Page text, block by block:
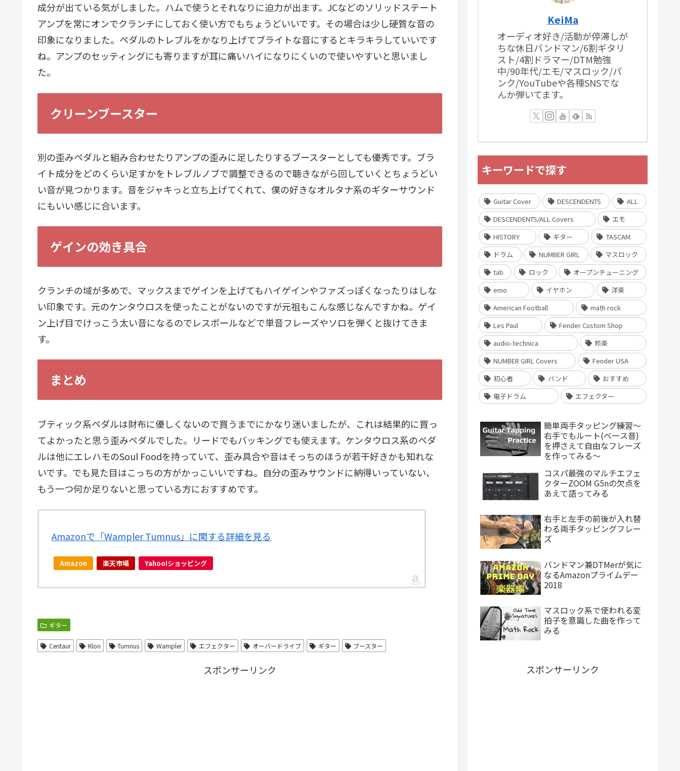
成分が出ている気がしました。ハムで使うとそれなりに迫力が出ます。JCなどのソリッドステート
アンプを常にオンでクランチにしておく使い方でもちょうどいいです。その場合は少し硬質な音の
印象になりました。ペダルのトレブルをかなり上げてブライトな音にするとキラキラしていいです
ね。アンプのセッティングにも寄りますが耳に痛いハイになりにくいので使いやすいと思いまし
た。
クリーンブースター
別の歪みペダルと組み合わせたりアンプの歪みに足したりするブースターとしても優秀です。ブラ
イト成分をどのくらい足すかをトレブルノブで調整できるので聴きながら回していくとちょうどい
い音が見つかります。音をジャキっと立ち上げてくれて、僕の好きなオルタナ系のギターサウンド
にもいい感じに合います。
ゲインの効き具合
クランチの域が多めで、マックスまでゲインを上げてもハイゲインやファズっぽくなったりはしな
い印象です。元のケンタウロスを使ったことがないのですが元祖もこんな感じなんですかね。ゲイ
ン上げ目でけっこう太い音になるのでレスポールなどで単音フレーズやソロを弾くと抜けてきま
す。
まとめ
ブティック系ペダルは財布に優しくないので買うまでにかなり迷いましたが、これは結果的に買っ
てよかったと思う歪みペダルでした。リードでもバッキングでも使えます。ケンタウロス系のペダ
ルは他にエレハモのSoul Foodを持っていて、歪み具合や音はそっちのほうが若干好きかも知れな
いです。でも見た目はこっちの方がかっこいいですね。自分の歪みサウンドに納得いっていない、
もう一つ何か足りないと思っている方におすすめです。
Amazonで「Wampler Tumnus」に関する詳細を見る
Amazon 楽天市場 Yahoo!ショッピング
ギター
Centaur Klon Tumnus Wampler エフェクター オーバードライブ ギター ブースター
スポンサーリンク
KeiMa
オーディオ好き/活動が停滞しが
ちな休日バンドマン/6割ギタリ
スト/4割ドラマー/DTM勉強
中/90年代/エモ/マスロック/パ
ンク/YouTubeや各種SNSでな
んか弾いてます。
キーワードで探す
Guitar Cover DESCENDENTS
ALL
DESCENDENTS/ALL Covers
エモ
HISTORY
ギター
TASCAM
ドラム
NUMBER GIRL
マスロック
tab
ロック
オープンチューニング
emo
イヤホン
洋楽
American Football
math rock
Les Paul
Fender Custom Shop
audio-technica
邦楽
NUMBER GIRL Covers
Fender USA
初心者
バンド
おすすめ
電子ドラム
エフェクター
簡単両手タッピング練習～
右手でもルート(ベース音)
を押さえて自由なフレーズ
を作ってみる～
コスパ最強のマルチエフェ
クターZOOM G5nの欠点を
あえて語ってみる
右手と左手の前後が入れ替
わる両手タッピングフレー
ズ
バンドマン兼DTMerが気に
なるAmazonプライムデー
2018
マスロック系で使われる変
拍子を意識した曲を作って
みる
スポンサーリンク